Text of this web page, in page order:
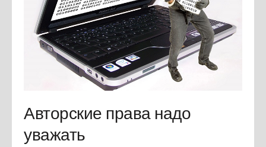
Авторские права надо
уважать